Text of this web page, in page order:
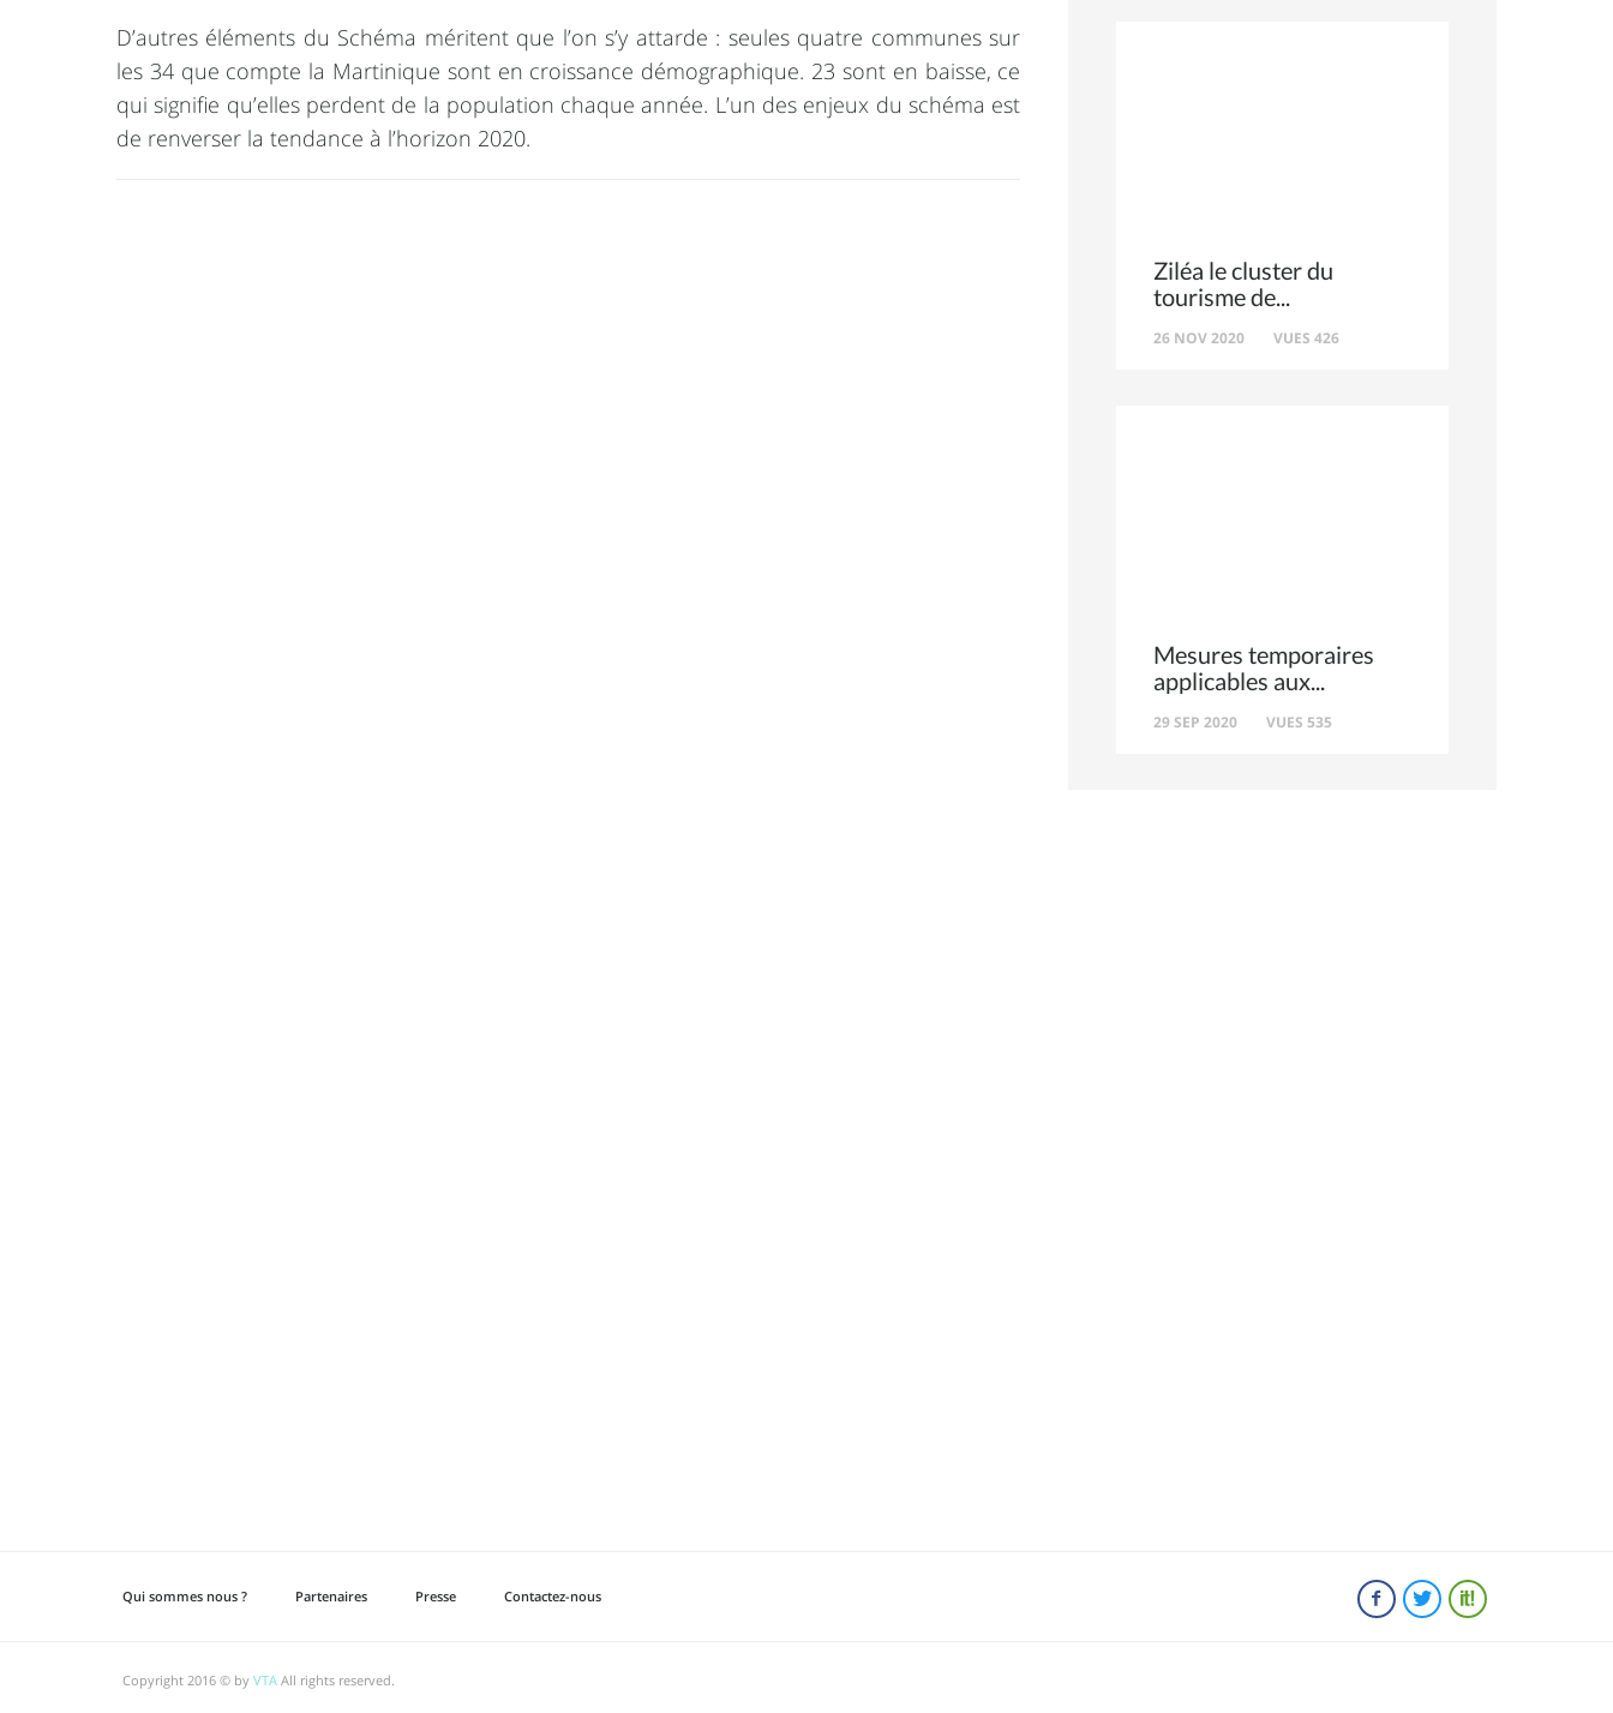
D’autres éléments du Schéma méritent que l’on s’y attarde : seules quatre communes sur
les 34 que compte la Martinique sont en croissance démographique. 23 sont en baisse, ce
qui signifie qu’elles perdent de la population chaque année. L’un des enjeux du schéma est
de renverser la tendance à l’horizon 2020.
Ziléa le cluster du
tourisme de
26 NOV 2020 VUES 426
Mesures temporaires
applicables aux
29 SEP 2020 VUES 535
Qui sommes nous ? Partenaires Presse Contactez-nous
Copyright 2016 © by VTA All rights reserved.